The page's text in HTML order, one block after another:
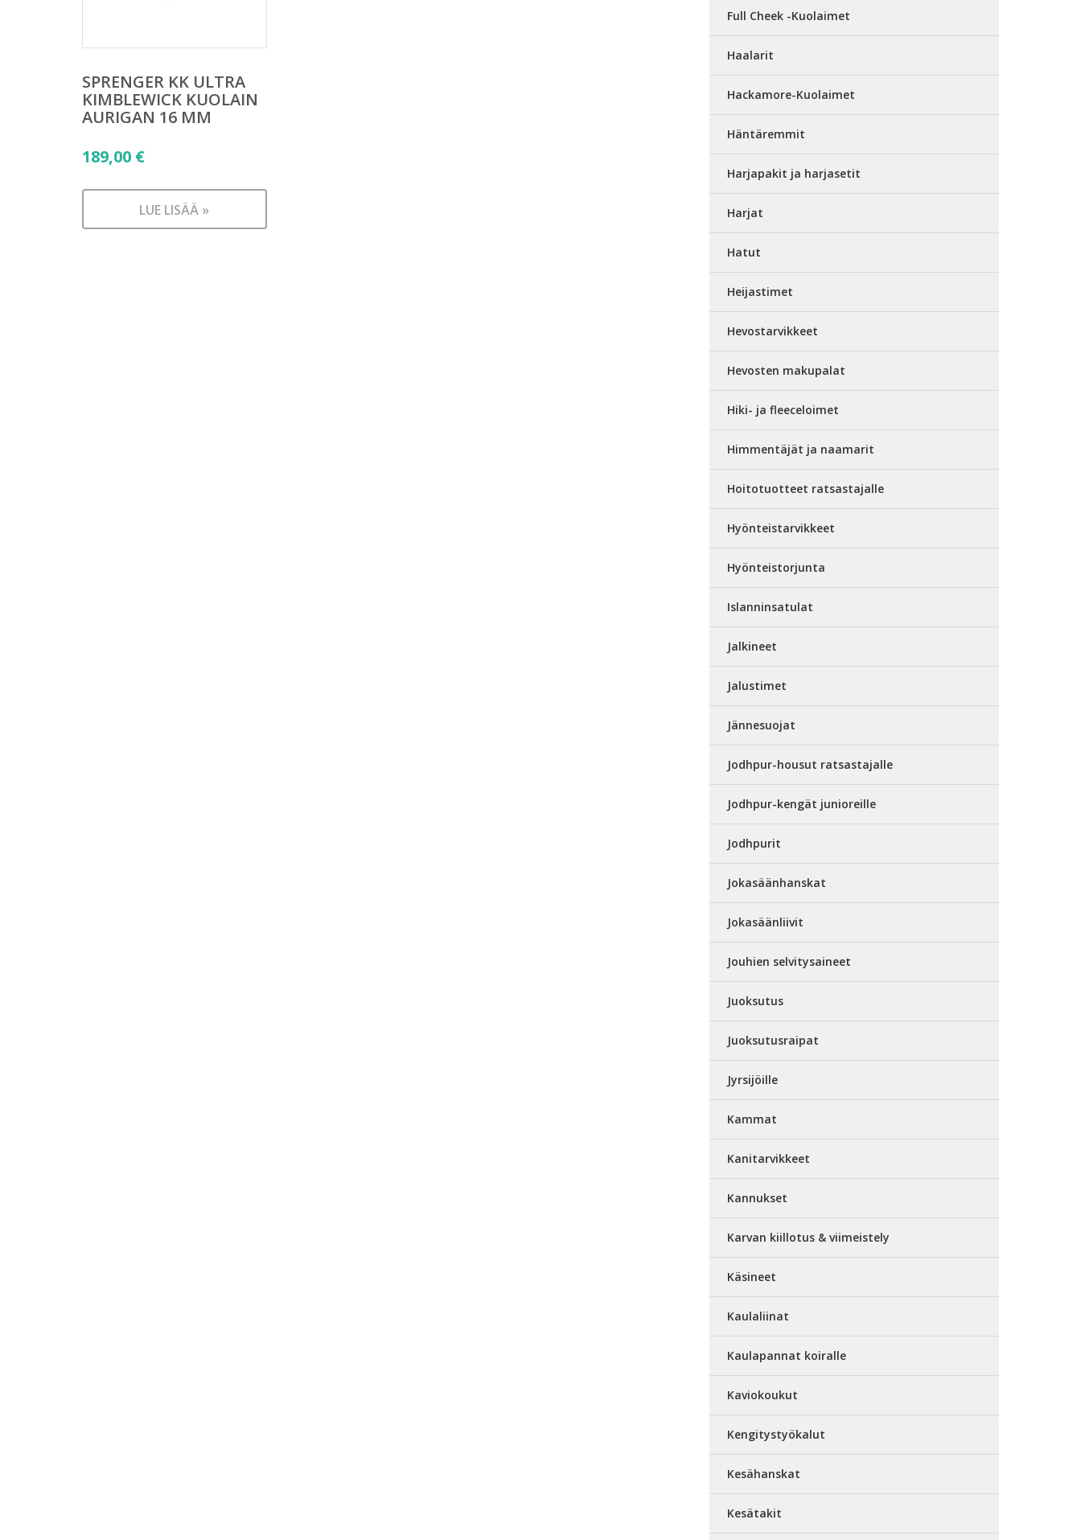
SPRENGER KK ULTRA
KIMBLEWICK KUOLAIN
AURIGAN 16 MM
189,00 €
LUE LISÄÄ »
Full Cheek -Kuolaimet
Haalarit
Hackamore-Kuolaimet
Häntäremmit
Harjapakit ja harjasetit
Harjat
Hatut
Heijastimet
Hevostarvikkeet
Hevosten makupalat
Hiki- ja fleeceloimet
Himmentäjät ja naamarit
Hoitotuotteet ratsastajalle
Hyönteistarvikkeet
Hyönteistorjunta
Islanninsatulat
Jalkineet
Jalustimet
Jännesuojat
Jodhpur-housut ratsastajalle
Jodhpur-kengät junioreille
Jodhpurit
Jokasäänhanskat
Jokasäänliivit
Jouhien selvitysaineet
Juoksutus
Juoksutusraipat
Jyrsijöille
Kammat
Kanitarvikkeet
Kannukset
Karvan kiillotus & viimeistely
Käsineet
Kaulaliinat
Kaulapannat koiralle
Kaviokoukut
Kengitystyökalut
Kesähanskat
Kesätakit